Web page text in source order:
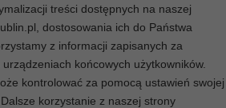
treści dostępnych na naszej
dostosowania ich do Państwa
z informacji zapisanych za
końcowych użytkowników.
kontrolować za pomocą ustawień swojej
korzystanie z naszej strony